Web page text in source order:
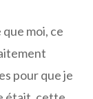
moi, ce
pour que je